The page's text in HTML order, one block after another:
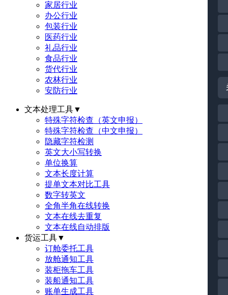
家居行业
办公行业
包装行业
医药行业
礼品行业
食品行业
货代行业
农林行业
安防行业
文本处理工具▼
特殊字符检查（英文申报）
特殊字符检查（中文申报）
隐藏字符检测
英文大小写转换
单位换算
文本长度计算
提单文本对比工具
数字转英文
全角半角在线转换
文本在线去重复
文本在线自动排版
货运工具▼
订舱委托工具
放舱通知工具
装柜拖车工具
装船通知工具
账单生成工具